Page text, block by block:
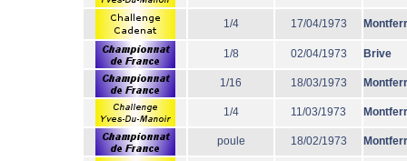
1/4 17/04/1973
1/8 02/04/1973 Brive
1/16 18/03/1973
1/4 11/03/1973
poule 18/02/1973